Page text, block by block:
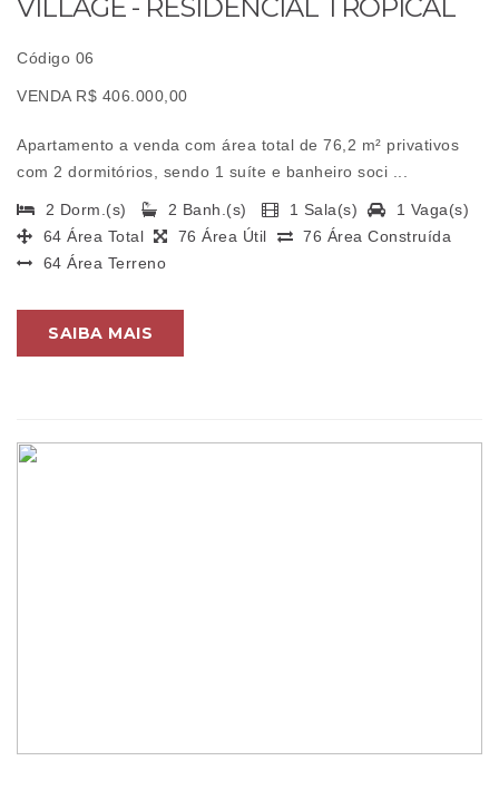
VILLAGE - RESIDENCIAL TROPICAL
Código 06
VENDA R$ 406.000,00
Apartamento a venda com área total de 76,2 m² privativos
com 2 dormitórios, sendo 1 suíte e banheiro soci ...
2 Dorm.(s) 2 Banh.(s) 1 Sala(s)
1 Vaga(s)
64 Área Total
76 Área Útil
76 Área Construída
64 Área Terreno
SAIBA MAIS